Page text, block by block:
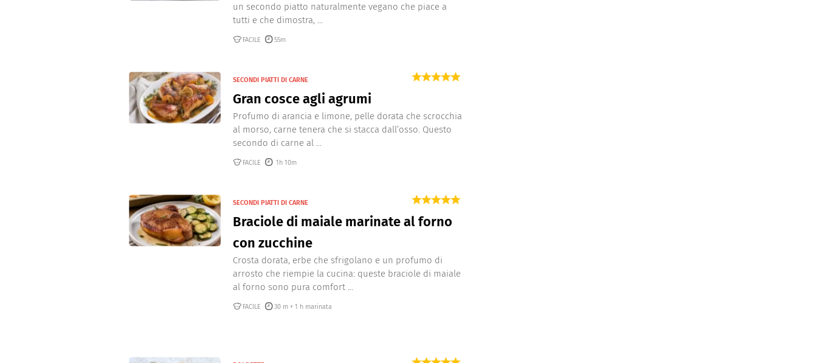
un secondo piatto naturalmente vegano che piace a
tutti e che dimostra, ...
FACILE 55m
SECONDI PIATTI DI CARNE
Gran cosce agli agrumi
Profumo di arancia e limone, pelle dorata che scrocchia
al morso, carne tenera che si stacca dall’osso. Questo
secondo di carne al ...
FACILE 1h 10m
SECONDI PIATTI DI CARNE
Braciole di maiale marinate al forno
con zucchine
Crosta dorata, erbe che sfrigolano e un profumo di
arrosto che riempie la cucina: queste braciole di maiale
al forno sono pura comfort ...
FACILE 30 m + 1 h marinata